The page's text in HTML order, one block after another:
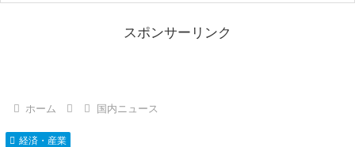
スポンサーリンク
ホーム 国内ニュース
経済・産業